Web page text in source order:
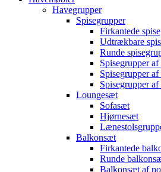
Havegrupper
Spisegrupper
Firkantede
Udtrækbare
Runde
Spisegrupper
Spisegrupper
Spisegrupper
Loungesæt
Sofasæt
Hjørnesæt
Balkonsæt
Firkantede
Runde
Balkonsæt af